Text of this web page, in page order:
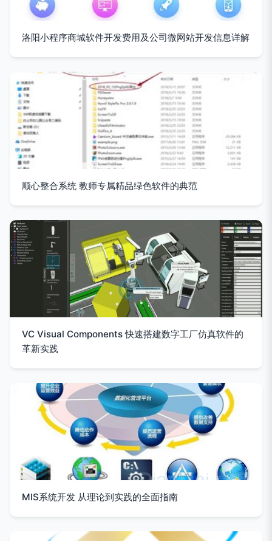
洛阳小程序商城软件开发费用及公司微网站开发信息详解
顺心整合系统 教师专属精品绿色软件的典范
VC Visual Components 快速搭建数字工厂仿真软件的
革新实践
MIS系统开发 从理论到实践的全面指南